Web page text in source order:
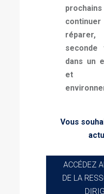
dans un
et
Vous
ACCÉDEZ
DE LA